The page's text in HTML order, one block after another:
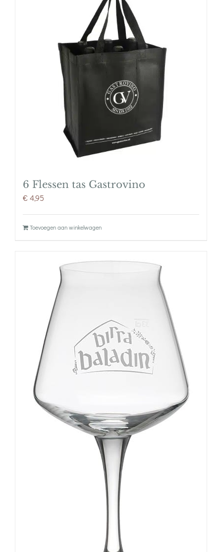
6 Flessen tas Gastrovino
€4,95
Toevoegen aan winkelwagen